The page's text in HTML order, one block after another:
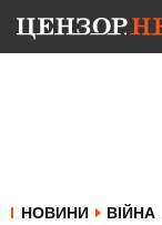
НОВИНИ ВІЙНА